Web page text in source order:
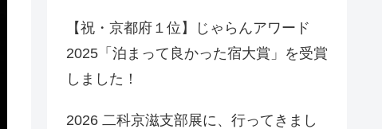
【祝・京都府１位】じゃらんアワード
2025「泊まって良かった宿大賞」を受賞
しました！
2026 二科京滋支部展に、行ってきまし